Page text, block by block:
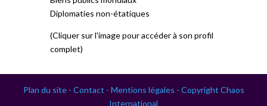
Diplomaties non-étatiques
(Cliquer sur l'image pour accéder à son profil
complet)
Plan du site - Contact - Mentions légales - Copyright Chaos
International